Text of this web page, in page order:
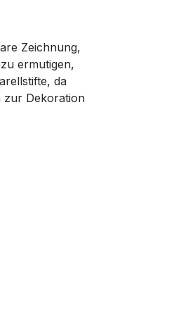
Zeichnung,
ermutigen,
da
zur Dekoration